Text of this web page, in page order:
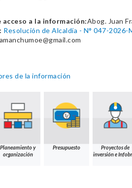
acceso a la información:Abog. Juan
Resolución de Alcaldía - N° 047-2026-
de la información
Planeamiento y
organización
Presupuesto
Proyectos de
inversión e